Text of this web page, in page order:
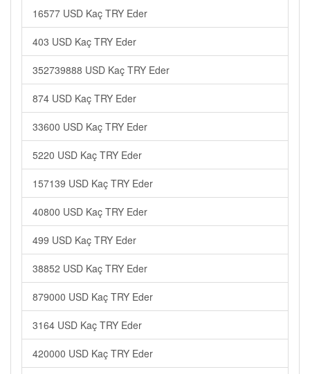
16577 USD Kaç TRY Eder
403 USD Kaç TRY Eder
352739888 USD Kaç TRY Eder
874 USD Kaç TRY Eder
33600 USD Kaç TRY Eder
5220 USD Kaç TRY Eder
157139 USD Kaç TRY Eder
40800 USD Kaç TRY Eder
499 USD Kaç TRY Eder
38852 USD Kaç TRY Eder
879000 USD Kaç TRY Eder
3164 USD Kaç TRY Eder
420000 USD Kaç TRY Eder